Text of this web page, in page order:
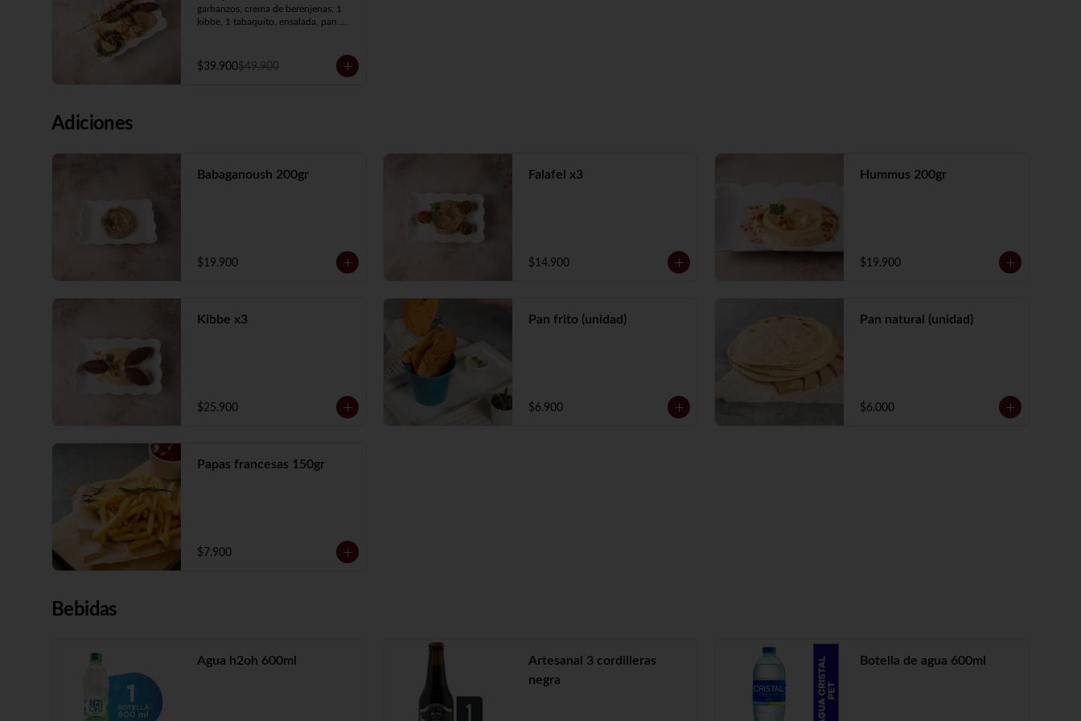
garbanzos, crema de berenjenas, 1
kibbe, 1 tabaquito, ensalada, pan
$39.900$49.900
Adiciones
Babaganoush 200gr
$19.900
Falafel x3
$14.900
Hummus 200gr
$19.900
Kibbe x3
$25.900
Pan frito (unidad)
$6.900
Pan natural (unidad)
$6.000
Papas francesas 150gr
$7.900
Bebidas
Agua h2oh 600ml
Artesanal 3 cordilleras
negra
Botella de agua 600ml